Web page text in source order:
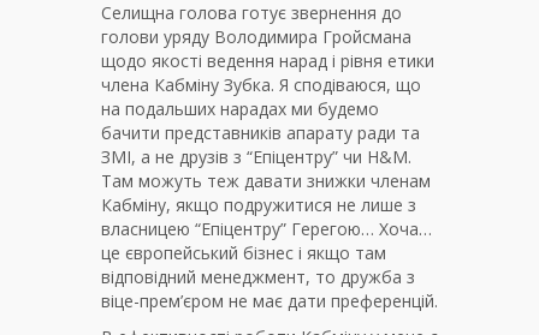
Селищна голова готує звернення до
голови уряду Володимира Гройсмана
щодо якості ведення нарад і рівня етики
члена Кабміну Зубка. Я сподіваюся, що
на подальших нарадах ми будемо
бачити представників апарату ради та
ЗМІ, а не друзів з “Епіцентру” чи H&M.
Там можуть теж давати знижки членам
Кабміну, якщо подружитися не лише з
власницею “Епіцентру” Герегою… Хоча…
це європейський бізнес і якщо там
відповідний менеджмент, то дружба з
віце-прем’єром не має дати преференцій.